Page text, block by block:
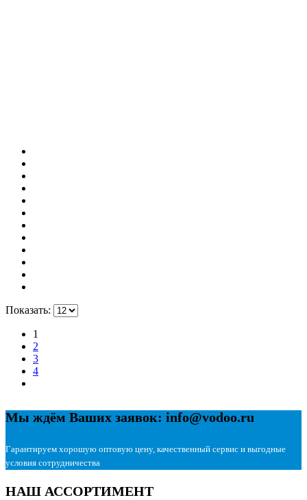
Показать:
1
2
3
4
Мы ждём Ваших заявок: info@vodoo.ru
Гарантируем хорошую оптовую цену, качественный сервис и выгодные
условия сотрудничества
НАШ АССОРТИМЕНТ